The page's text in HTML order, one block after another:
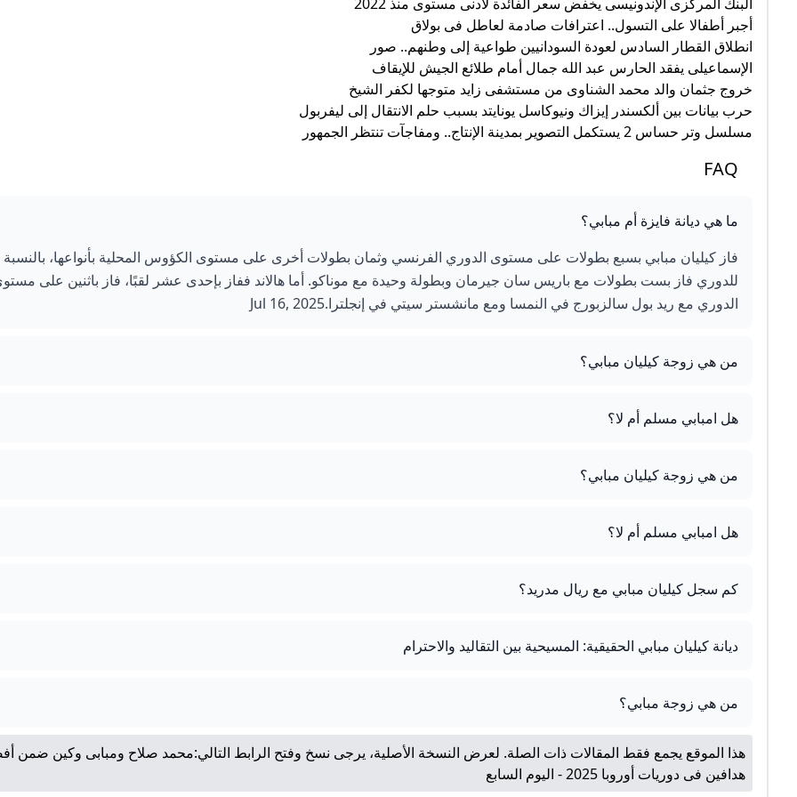
أجبر أطفالا على التسول.. اعترافات صادمة لعاطل فى بولاق
انطلاق القطار السادس لعودة السودانيين طواعية إلى وطنهم.. صور
الإسماعيلى يفقد الحارس عبد الله جمال أمام طلائع الجيش للإيقاف
خروج جثمان والد محمد الشناوى من مستشفى زايد متوجها لكفر الشيخ
حرب بيانات بين ألكسندر إيزاك ونيوكاسل يونايتد بسبب حلم الانتقال إلى ليفربول
مسلسل وتر حساس 2 يستكمل التصوير بمدينة الإنتاج.. ومفاجآت تنتظر الجمهور
FAQ
ما هي ديانة فايزة أم مبابي؟
فاز كيليان مبابي بسبع بطولات على مستوى الدوري الفرنسي وثمان بطولات أخرى على مستوى الكؤوس المحلية بأنواعها، بالنسبة
للدوري فاز بست بطولات مع باريس سان جيرمان وبطولة وحيدة مع موناكو. أما هالاند ففاز بإحدى عشر لقبًا، فاز باثنين على
الدوري مع ريد بول سالزبورج في النمسا ومع مانشستر سيتي في إنجلترا.Jul 16, 2025
من هي زوجة كيليان مبابي؟
هل امبابي مسلم أم لا؟
من هي زوجة كيليان مبابي؟
هل امبابي مسلم أم لا؟
كم سجل كيليان مبابي مع ريال مدريد؟
ديانة كيليان مبابي الحقيقية: المسيحية بين التقاليد والاحترام
من هي زوجة مبابي؟
هذا الموقع يجمع فقط المقالات ذات الصلة. لعرض النسخة الأصلية، يرجى نسخ وفتح الرابط التالي:
هدافين فى دوريات أوروبا 2025 - اليوم السابع